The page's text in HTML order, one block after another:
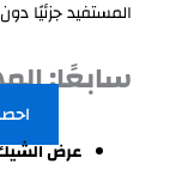
المستفيد جزئيًا دون
سابعًا:
عرض